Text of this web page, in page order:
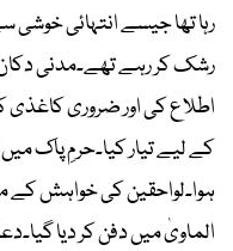
رہا تھا جیسے انتہائی
رشک کر رہے تھے۔مدنی دکان
اطلاع کی اور ضروری
کے لیے تیار کیا۔حرمِ پاک
ہوا۔لواحقین کی خواہش
الماویٰ میں دفن کر دیا